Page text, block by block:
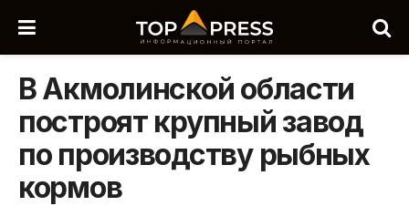
В Акмолинской области
построят крупный завод
по производству рыбных
кормов